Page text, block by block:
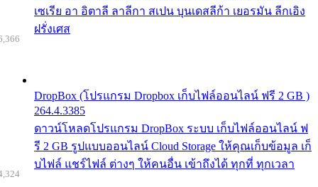
เซเรีย อา อิตาลี ลาลีกา สเปน บุนเดสลีก้า เยอรมัน ลีกเอิง
ฝรั่งเศส
DropBox (โปรแกรม Dropbox เก็บไฟล์ออนไลน์ ฟรี 2 GB )
264.4.3385
ดาวน์โหลดโปรแกรม DropBox ระบบ เก็บไฟล์ออนไลน์ ฟ
รี 2 GB รูปแบบออนไลน์ Cloud Storage ให้คุณเก็บข้อมูล เก็
บไฟล์ แชร์ไฟล์ ต่างๆ ให้คนอื่น เข้าถึงได้ ทุกที่ ทุกเวลา